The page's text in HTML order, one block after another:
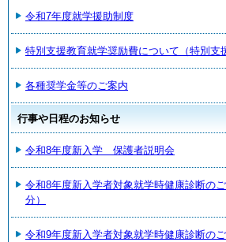
令和7年度就学援助制度
特別支援教育就学奨励費について（特別支
各種奨学金等のご案内
行事や日程のお知らせ
令和8年度新入学 保護者説明会
令和8年度新入学者対象就学時健康診断の
分）
令和9年度新入学者対象就学時健康診断の